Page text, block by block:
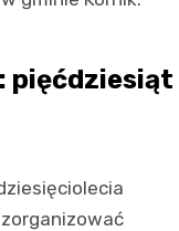
pięćdziesiąt